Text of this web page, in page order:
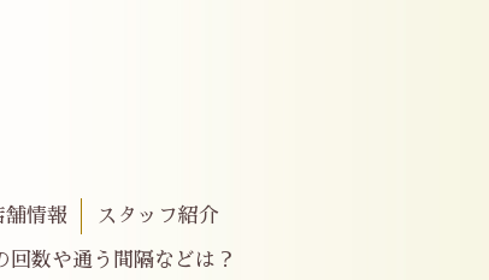
舗情報 スタッフ紹介
回数や通う間隔などは？